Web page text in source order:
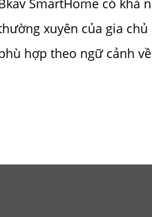
SmartHome có khả
xuyên của gia
hợp theo ngữ cảnh